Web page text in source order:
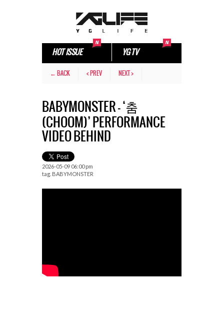
HOT ISSUE YG TV
← BACK < PREV NEXT >
BABYMONSTER – ‘춤
(CHOOM)’ PERFORMANCE
VIDEO BEHIND
2026-05-09 06:00 pm
tag. BABYMONSTER